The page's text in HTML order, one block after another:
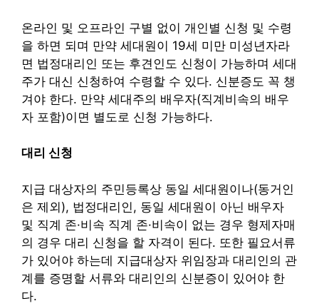
온라인 및 오프라인 구별 없이 개인별 신청 및 수령
을 하면 되며 만약 세대원이 19세 미만 미성년자라
면 법정대리인 또는 후견인도 신청이 가능하며 세대
주가 대신 신청하여 수령할 수 있다. 신분증도 꼭 챙
겨야 한다. 만약 세대주의 배우자(직계비속의 배우
자 포함)이면 별도로 신청 가능하다.
대리 신청
지급 대상자의 주민등록상 동일 세대원이나(동거인
은 제외), 법정대리인, 동일 세대원이 아닌 배우자
및 직계 존·비속 직계 존·비속이 없는 경우 형제자매
의 경우 대리 신청을 할 자격이 된다. 또한 필요서류
가 있어야 하는데 지급대상자 위임장과 대리인의 관
계를 증명할 서류와 대리인의 신분증이 있어야 한
다.